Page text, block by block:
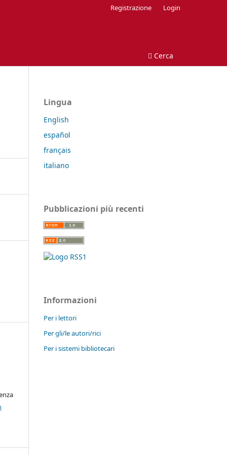
Cerca
Registrazione Login
Lingua
English
español
français
italiano
Pubblicazioni più recenti
Informazioni
Per i lettori
Per gli/le autori/rici
Per i sistemi bibliotecari